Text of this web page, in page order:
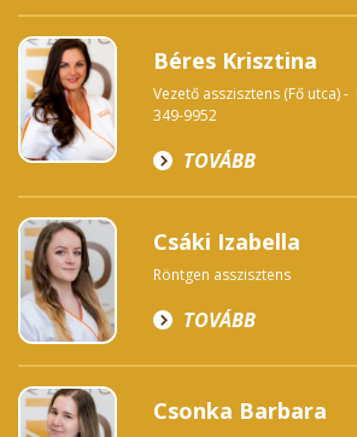
Béres Krisztina
Vezető asszisztens (Fő utca)
349-9952
TOVÁBB
Csáki Izabella
Röntgen asszisztens
TOVÁBB
Csonka Barbara